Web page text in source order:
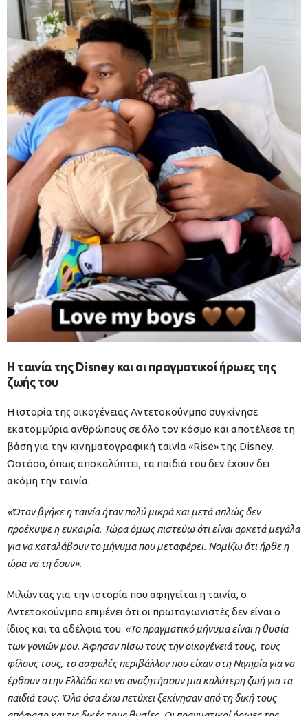
Η ταινία της Disney και οι πραγματικοί ήρωες της
ζωής του
Η ιστορία της οικογένειας Αντετοκούνμπο συγκίνησε
εκατομμύρια ανθρώπους σε όλο τον κόσμο και αποτέλεσε τη
βάση για την κινηματογραφική ταινία «Rise» της Disney.
Ωστόσο, όπως αποκαλύπτει, τα παιδιά του δεν έχουν δει
ακόμη την ταινία.
«Όταν βγήκε η ταινία ήταν πολύ μικρά και μετά απλώς δεν
προέκυψε η ευκαιρία. Τώρα όμως πιστεύω ότι είναι αρκετά μεγάλα
για να καταλάβουν το μήνυμα που μεταφέρει. Νομίζω ότι ήρθε η
ώρα να τη δουν».
Μιλώντας για την ιστορία που αφηγείται η ταινία, ο
Αντετοκούνμπο επιμένει ότι οι πρωταγωνιστές δεν είναι ο
ίδιος και τα αδέλφια του. «Το πραγματικό μήνυμα είναι η θυσία
των γονιών μου. Άφησαν πίσω τους την οικογένειά τους, τους
φίλους τους, το ασφαλές περιβάλλον που είχαν στη Νιγηρία για να
έρθουν στην Ελλάδα και να αναζητήσουν μια καλύτερη ζωή για τα
παιδιά τους. Όλα όσα έχω πετύχει ξεκίνησαν από τη δική τους